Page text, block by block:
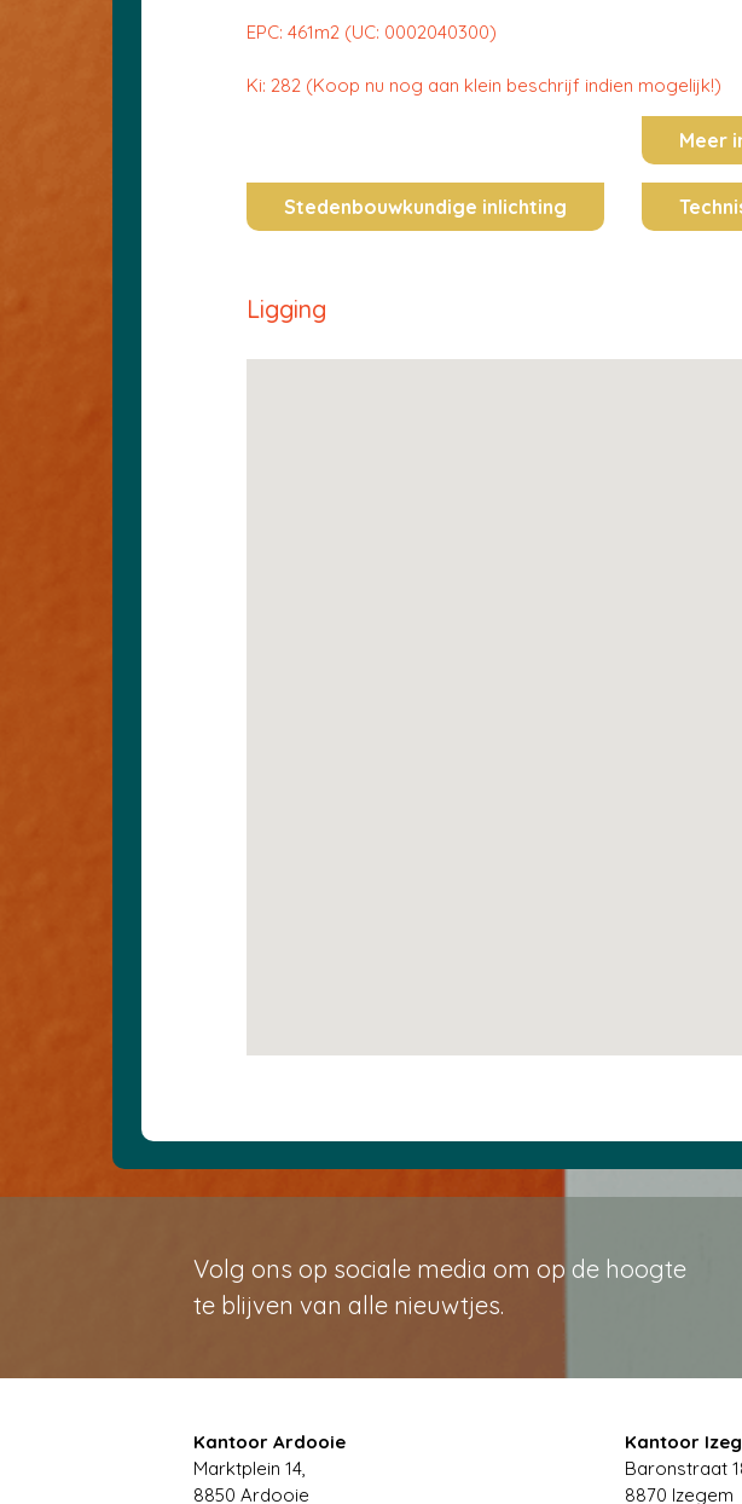
EPC: 461m2 (UC: 0002040300)
Ki: 282 (Koop nu nog aan klein beschrijf indien mogelijk!)
Meer
Stedenbouwkundige inlichting
Ligging
Volg ons op sociale media om op de hoogte
te blijven van alle nieuwtjes.
Kantoor Ardooie
Marktplein 14,
8850 Ardooie
Kantoor
Baronstraat
8870 Izegem